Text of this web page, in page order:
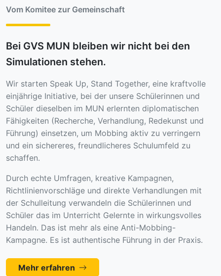
Vom Komitee zur Gemeinschaft
Bei GVS MUN bleiben wir nicht bei den
Simulationen stehen.
Wir starten Speak Up, Stand Together, eine kraftvolle
einjährige Initiative, bei der unsere Schülerinnen und
Schüler dieselben im MUN erlernten diplomatischen
Fähigkeiten (Recherche, Verhandlung, Redekunst und
Führung) einsetzen, um Mobbing aktiv zu verringern
und ein sichereres, freundlicheres Schulumfeld zu
schaffen.
Durch echte Umfragen, kreative Kampagnen,
Richtlinienvorschläge und direkte Verhandlungen mit
der Schulleitung verwandeln die Schülerinnen und
Schüler das im Unterricht Gelernte in wirkungsvolles
Handeln. Das ist mehr als eine Anti-Mobbing-
Kampagne. Es ist authentische Führung in der Praxis.
Mehr erfahren